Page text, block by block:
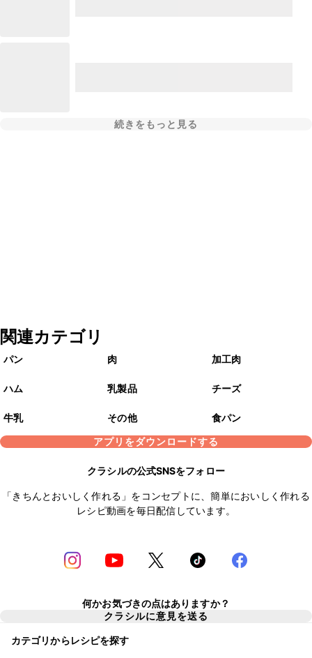
続きをもっと見る
関連カテゴリ
パン 肉 加工肉
ハム 乳製品 チーズ
牛乳 その他
食パン
アプリをダウンロードする
クラシルの公式SNSをフォロー
「きちんとおいしく作れる」をコンセプトに、簡単においしく作れる
レシピ動画を毎日配信しています。
何かお気づきの点はありますか？
クラシルに意見を送る
カテゴリからレシピを探す